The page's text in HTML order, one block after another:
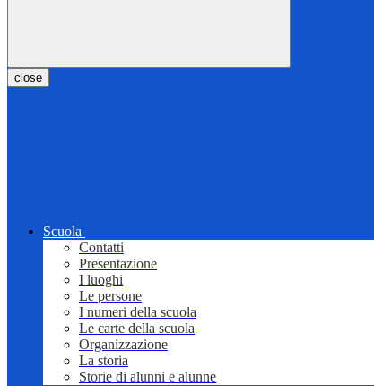
close
Scuola
Contatti
Presentazione
I luoghi
Le persone
I numeri della scuola
Le carte della scuola
Organizzazione
La storia
Storie di alunni e alunne